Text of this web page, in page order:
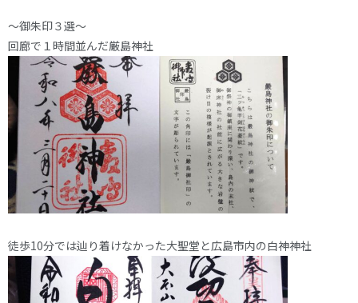
～御朱印３選～
回廊で１時間並んだ厳島神社
徒歩10分では辿り着けなかった大聖堂と広島市内の白神神社